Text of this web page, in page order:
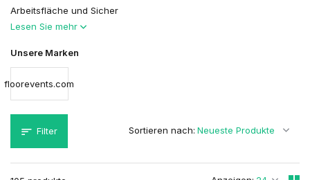
Arbeitsfläche und Sicher
Lesen Sie mehr
Unsere Marken
floorevents.com
Filter Sortieren nach: